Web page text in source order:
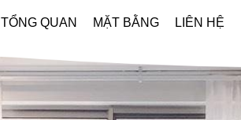
TỔNG QUAN MẶT BẰNG LIÊN HỆ